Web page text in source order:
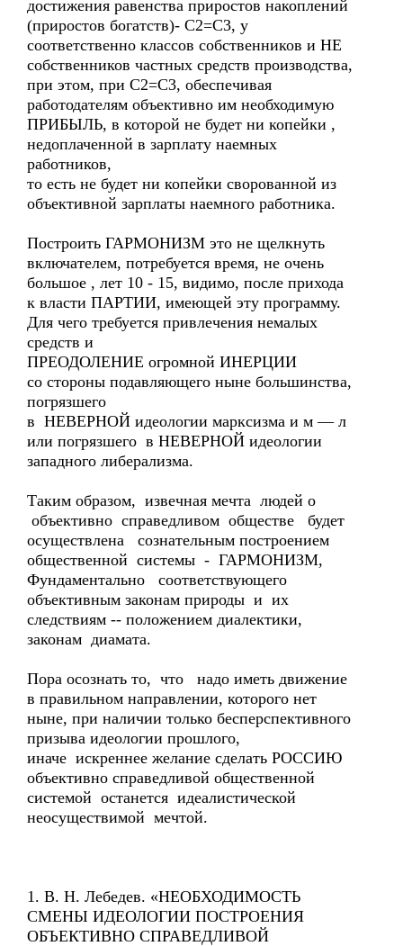
достижения равенства приростов накоплений
(приростов богатств)- С2=С3, у
соответственно классов собственников и НЕ
собственников частных средств производства,
при этом, при С2=С3, обеспечивая
работодателям объективно им необходимую
ПРИБЫЛЬ, в которой не будет ни копейки ,
недоплаченной в зарплату наемных
работников,
то есть не будет ни копейки сворованной из
объективной зарплаты наемного работника.
Построить ГАРМОНИЗМ это не щелкнуть
включателем, потребуется время, не очень
большое , лет 10 - 15, видимо, после прихода
к власти ПАРТИИ, имеющей эту программу.
Для чего требуется привлечения немалых
средств и
ПРЕОДОЛЕНИЕ огромной ИНЕРЦИИ
со стороны подавляющего ныне большинства,
погрязшего
в НЕВЕРНОЙ идеологии марксизма и м — л
или погрязшего в НЕВЕРНОЙ идеологии
западного либерализма.
Таким образом, извечная мечта людей о
объективно справедливом обществе будет
осуществлена сознательным построением
общественной системы - ГАРМОНИЗМ,
Фундаментально соответствующего
объективным законам природы и их
следствиям -- положением диалектики,
законам диамата.
Пора осознать то, что надо иметь движение
в правильном направлении, которого нет
ныне, при наличии только бесперспективного
призыва идеологии прошлого,
иначе искреннее желание сделать РОССИЮ
объективно справедливой общественной
системой останется идеалистической
неосуществимой мечтой.
1. В. Н. Лебедев. «НЕОБХОДИМОСТЬ
СМЕНЫ ИДЕОЛОГИИ ПОСТРОЕНИЯ
ОБЪЕКТИВНО СПРАВЕДЛИВОЙ